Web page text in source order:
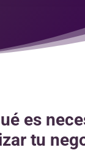
es
tu